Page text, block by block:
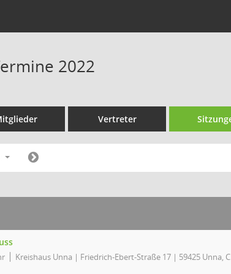
2022
Vertreter
Kreishaus Unna | Friedrich-Ebert-Straße 17 | 59425 Unna,